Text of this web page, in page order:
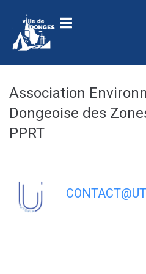
Association
Dongeoise des
PPRT